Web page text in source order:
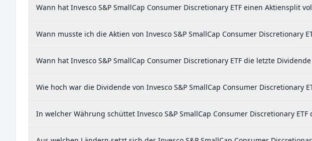
Wann hat Invesco S&P SmallCap Consumer Discretionary ETF einen Aktiensplit
Wann musste ich die Aktien von Invesco S&P SmallCap Consumer Discretionary
Wann hat Invesco S&P SmallCap Consumer Discretionary ETF die letzte
Wie hoch war die Dividende von Invesco S&P SmallCap Consumer Discretionary
In welcher Währung schüttet Invesco S&P SmallCap Consumer Discretionary ETF